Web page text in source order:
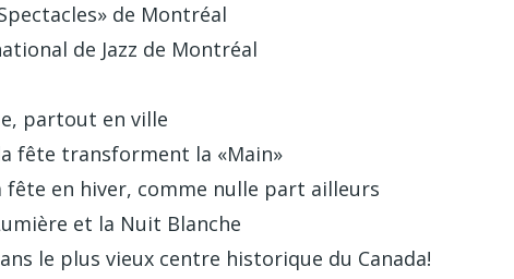
de Montréal
de Jazz de Montréal
partout en ville
fête transforment la «Main»
fête en hiver, comme nulle part ailleurs
et la Nuit Blanche
le plus vieux centre historique du Canada!